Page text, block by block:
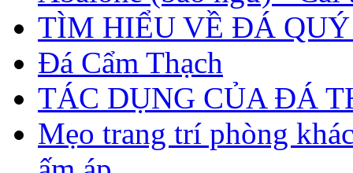
TÌM HIỂU VỀ ĐÁ QUÝ
Đá Cẩm Thạch
TÁC DỤNG CỦA ĐÁ
Mẹo trang trí phòng